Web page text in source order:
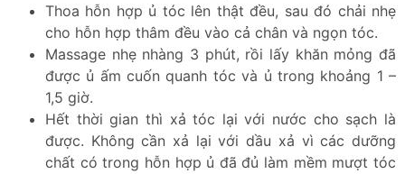
Thoa hỗn hợp ủ tóc lên thật đều, sau đó chải nhẹ
cho hỗn hợp thâm đều vào cả chân và ngọn tóc.
Massage nhẹ nhàng 3 phút, rồi lấy khăn mỏng đã
được ủ ấm cuốn quanh tóc và ủ trong khoảng 1 –
1,5 giờ.
Hết thời gian thì xả tóc lại với nước cho sạch là
được. Không cần xả lại với dầu xả vì các dưỡng
chất có trong hỗn hợp ủ đã đủ làm mềm mượt tóc